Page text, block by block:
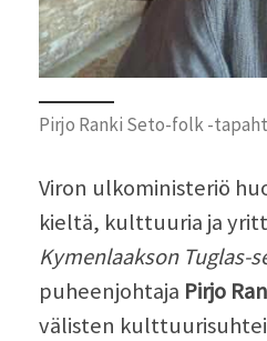
Pirjo Ranki Seto-folk -
Viron ulkoministeriö
kieltä, kulttuuria ja
Kymenlaakson Tuglas-
puheenjohtaja Pirjo
välisten